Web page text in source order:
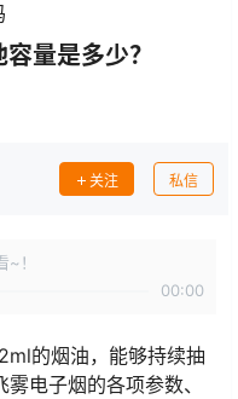
量是多少？
关注 私信
！
00:00
的烟油，能够持续抽
电子烟的各项参数、